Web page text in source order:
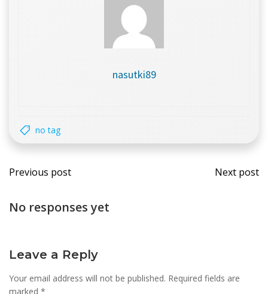
nasutki89
no tag
Post
navigation
Previous post
Post
Next post
No responses yet
Leave a Reply
Your email address will not be published. Required fields are
marked *